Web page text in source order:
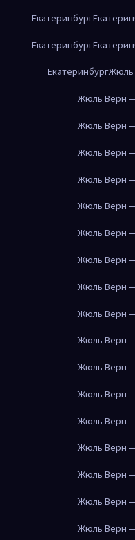
Екатеринбург
Екатеринбург
ЕкатеринбургЖюль
Жюль Верн —
Жюль Верн —
Жюль Верн —
Жюль Верн —
Жюль Верн —
Жюль Верн —
Жюль Верн —
Жюль Верн —
Жюль Верн —
Жюль Верн —
Жюль Верн —
Жюль Верн —
Жюль Верн —
Жюль Верн —
Жюль Верн —
Жюль Верн —
Жюль Верн —